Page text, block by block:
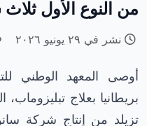
من النوع الأول
نشر في ٢٩ يونيو ٢٠٢٦
أوصى المعهد الوطني
بريطانيا بعلاج
تزيلد من إنتاج شركة